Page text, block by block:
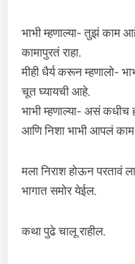
भाभी म्हणाल्या- तुझं काम
कामापुरतं राहा.
मीही धैर्य करून म्हणालो-
चूत घ्यायची आहे.
भाभी म्हणाल्या- असं कधीच
आणि निशा भाभी आपलं
मला निराश होऊन परतावं
भागात समोर येईल.
कथा पुढे चालू राहील.